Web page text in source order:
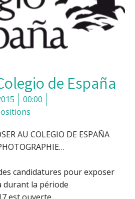
de España
00:00
AU COLEGIO DE ESPAÑA
candidatures pour exposer
durant la période